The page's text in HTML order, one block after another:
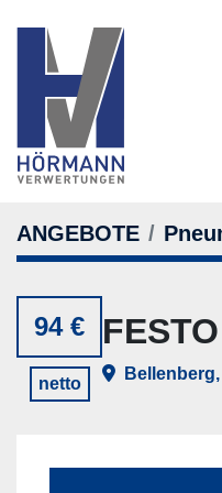
ANGEBOTE
94 €
netto